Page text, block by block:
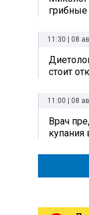
грибные
11:30 | 08
стоит
11:00 | 08
Врач
купания